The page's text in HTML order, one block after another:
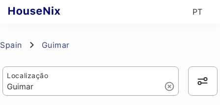
PT
Spain Guimar
Localização